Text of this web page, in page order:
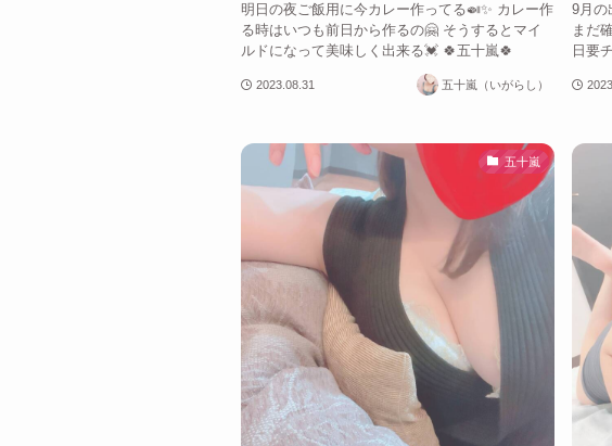
明日の夜ご飯用に今カレー作ってる🍛✨ カレー作
る時はいつも前日から作るの🤗 そうするとマイ
ルドになって美味しく出来る💓 🍀五十嵐🍀
2023.08.31 五十嵐（いがらし）
9月の
まだ
日要
五十嵐